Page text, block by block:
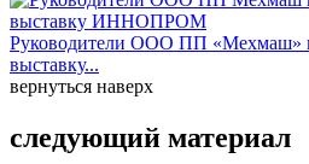
Руководители ООО ПП «Мехмаш»
выставку...
вернуться наверх
следующий материал